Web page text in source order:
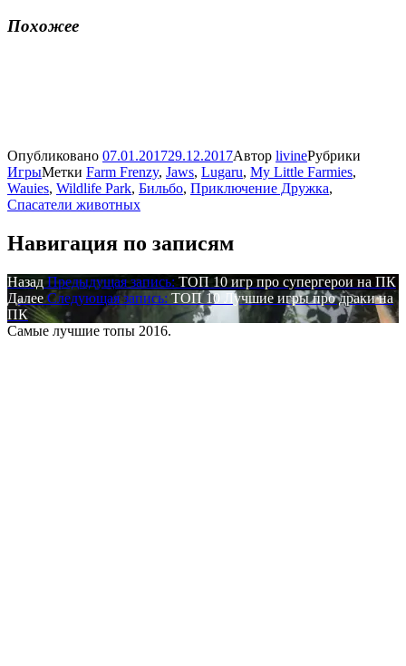
Похожее
Опубликовано 07.01.201729.12.2017Автор livineРубрики
ИгрыМетки Farm Frenzy, Jaws, Lugaru, My Little Farmies,
Wauies, Wildlife Park, Бильбо, Приключение Дружка,
Спасатели животных
Навигация по записям
Назад Предыдущая запись: ТОП 10 игр про супергерои на ПК
Далее Следующая запись: ТОП 10 Лучшие игры про драки на
ПК
Самые лучшие топы 2016.